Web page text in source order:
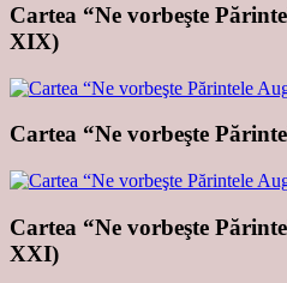
Cartea “Ne vorbeşte
XIX)
Cartea “Ne vorbeşte
Cartea “Ne vorbeşte
XXI)